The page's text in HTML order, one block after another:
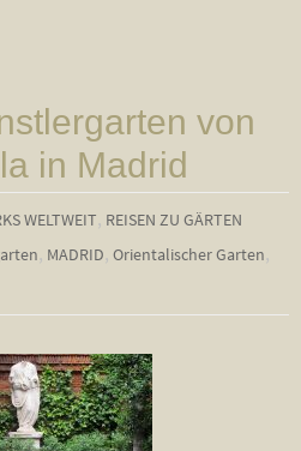
von
in Madrid
WELTWEIT, REISEN ZU GÄRTEN
, MADRID,Orientalischer Garten,